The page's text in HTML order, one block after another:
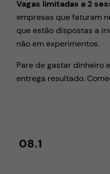
Vagas limitadas a 2
empresas que faturam
que estão dispostas a
não em experimentos.
Pare de gastar dinheiro
entrega resultado.
08.1